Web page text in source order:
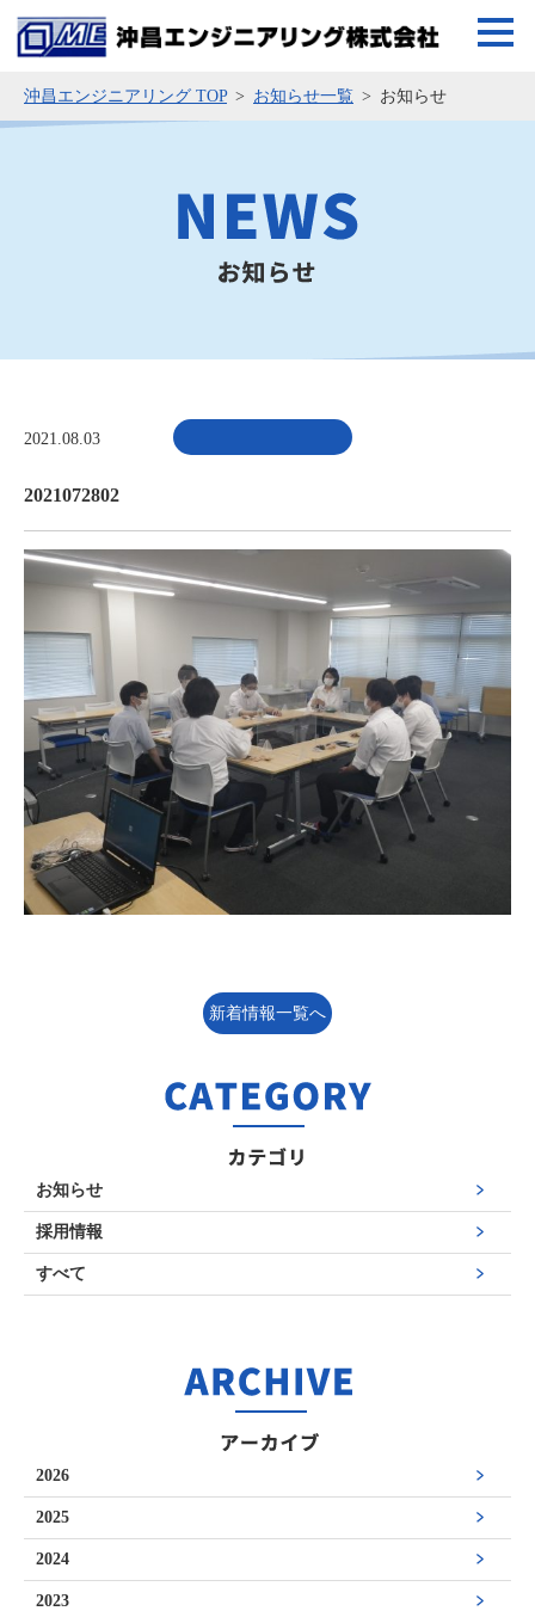
沖昌エンジニアリング TOP お知らせ一覧 お知らせ
2021.08.03
2021072802
新着情報一覧へ
お知らせ
採用情報
すべて
2026
2025
2024
2023